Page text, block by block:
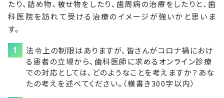
たり、詰め物、被せ物をしたり、歯周病の治療をしたりと、歯
科医院を訪れて受ける治療のイメージが強いかと思いま
す。
法令上の制限はありますが、皆さんがコロナ禍におけ
る患者の立場から、歯科医師に求めるオンライン診療
での対応としては、どのようなことを考えますか？あな
たの考えを述べてください。（横書き300字以内）